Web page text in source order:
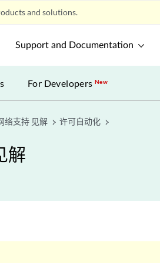
and solutions.
Support and Documentation
For DevelopersNew
络支持 见解 许可自动化
解